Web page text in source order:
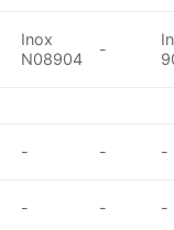
Inox
N08904
-
- - -
- - -